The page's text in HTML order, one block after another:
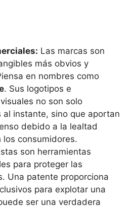
Las marcas son
más​ obvios y
en nombres como
.⁢ Sus logotipos e
no son solo
al instante, sino que aportan
debido a la lealtad
los ⁢consumidores.
son herramientas
para proteger ‍las
Una patente proporciona
para explotar​ una
‌ser‍ una verdadera